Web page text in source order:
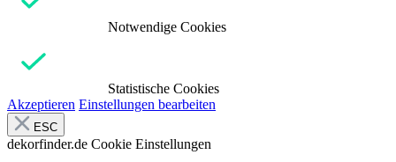
Notwendige Cookies
Statistische Cookies
Akzeptieren Einstellungen bearbeiten
ESC
dekorfinder.de Cookie Einstellungen